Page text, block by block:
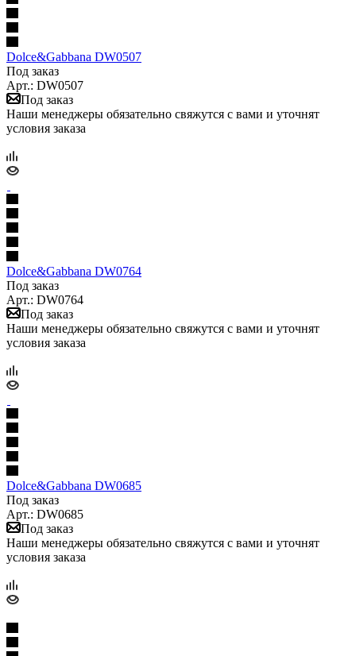
Dolce&Gabbana DW0507
Под заказ
Арт.: DW0507
Под заказ
Наши менеджеры обязательно свяжутся с вами и уточнят
условия заказа
Dolce&Gabbana DW0764
Под заказ
Арт.: DW0764
Под заказ
Наши менеджеры обязательно свяжутся с вами и уточнят
условия заказа
Dolce&Gabbana DW0685
Под заказ
Арт.: DW0685
Под заказ
Наши менеджеры обязательно свяжутся с вами и уточнят
условия заказа